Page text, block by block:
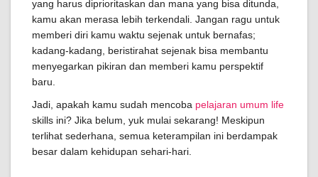
yang harus diprioritaskan dan mana yang bisa ditunda,
kamu akan merasa lebih terkendali. Jangan ragu untuk
memberi diri kamu waktu sejenak untuk bernafas;
kadang-kadang, beristirahat sejenak bisa membantu
menyegarkan pikiran dan memberi kamu perspektif
baru.
Jadi, apakah kamu sudah mencoba pelajaran umum life
skills ini? Jika belum, yuk mulai sekarang! Meskipun
terlihat sederhana, semua keterampilan ini berdampak
besar dalam kehidupan sehari-hari.